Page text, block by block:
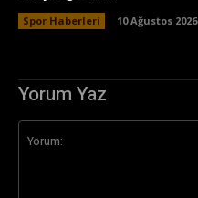
Spor Haberleri 10 Ağustos 2026
Yorum Yaz